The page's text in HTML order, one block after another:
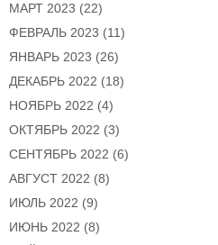
МАРТ 2023 (22)
ФЕВРАЛЬ 2023 (11)
ЯНВАРЬ 2023 (26)
ДЕКАБРЬ 2022 (18)
НОЯБРЬ 2022 (4)
ОКТЯБРЬ 2022 (3)
СЕНТЯБРЬ 2022 (6)
АВГУСТ 2022 (8)
ИЮЛЬ 2022 (9)
ИЮНЬ 2022 (8)